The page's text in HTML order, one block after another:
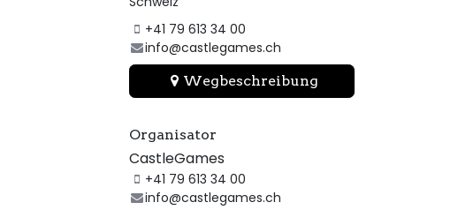
+41 79 613 34 00
info@castlegames.ch
Wegbeschreibung
Organisator
CastleGames
+41 79 613 34 00
info@castlegames.ch